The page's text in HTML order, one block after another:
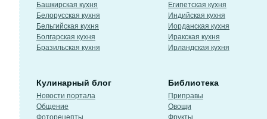
Башкирская кухня
Белорусская кухня
Бельгийская кухня
Болгарская кухня
Бразильская кухня
Египетская кухня
Индийская кухня
Иорданская кухня
Иракская кухня
Ирландская кухня
Кулинарный блог
Новости портала
Общение
Фоторецепты
Библиотека
Приправы
Овощи
Фрукты